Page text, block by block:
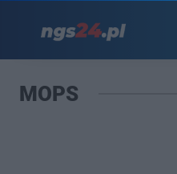
MOPS